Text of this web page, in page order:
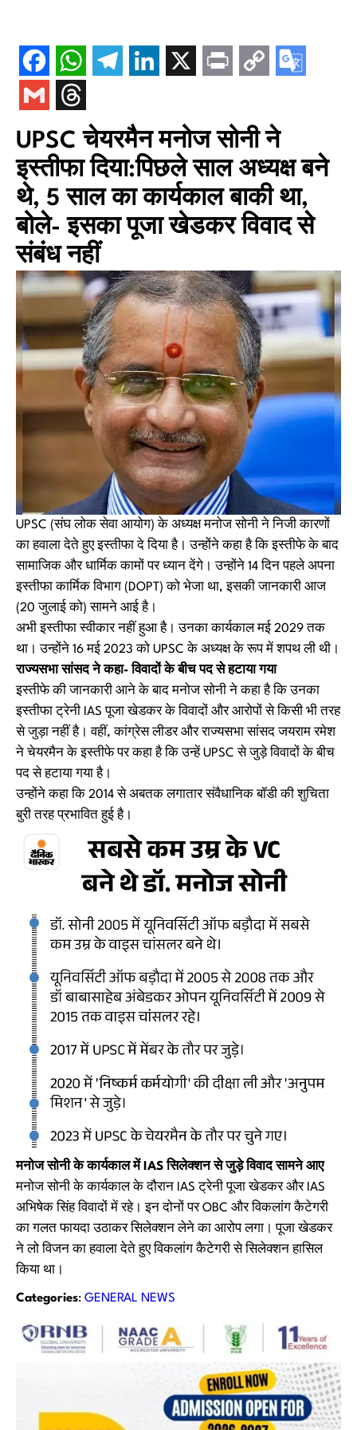
UPSC चेयरमैन मनोज सोनी ने
इस्तीफा दिया:पिछले साल अध्यक्ष बने
थे, 5 साल का कार्यकाल बाकी था,
बोले- इसका पूजा खेडकर विवाद से
संबंध नहीं
UPSC (संघ लोक सेवा आयोग) के अध्यक्ष मनोज सोनी ने निजी कारणों
का हवाला देते हुए इस्तीफा दे दिया है। उन्होंने कहा है कि इस्तीफे के बाद
सामाजिक और धार्मिक कामों पर ध्यान देंगे। उन्होंने 14 दिन पहले अपना
इस्तीफा कार्मिक विभाग (DOPT) को भेजा था, इसकी जानकारी आज
(20 जुलाई को) सामने आई है।
अभी इस्तीफा स्वीकार नहीं हुआ है। उनका कार्यकाल मई 2029 तक
था। उन्होंने 16 मई 2023 को UPSC के अध्यक्ष के रूप में शपथ ली थी।
राज्यसभा सांसद ने कहा- विवादों के बीच पद से हटाया गया
इस्तीफे की जानकारी आने के बाद मनोज सोनी ने कहा है कि उनका
इस्तीफा ट्रेनी IAS पूजा खेडकर के विवादों और आरोपों से किसी भी तरह
से जुड़ा नहीं है। वहीं, कांग्रेस लीडर और राज्यसभा सांसद जयराम रमेश
ने चेयरमैन के इस्तीफे पर कहा है कि उन्हें UPSC से जुड़े विवादों के बीच
पद से हटाया गया है।
उन्होंने कहा कि 2014 से अबतक लगातार संवैधानिक बॉडी की शुचिता
बुरी तरह प्रभावित हुई है।
मनोज सोनी के कार्यकाल में IAS सिलेक्शन से जुड़े विवाद सामने आए
मनोज सोनी के कार्यकाल के दौरान IAS ट्रेनी पूजा खेडकर और IAS
अभिषेक सिंह विवादों में रहे। इन दोनों पर OBC और विकलांग कैटेगरी
का गलत फायदा उठाकर सिलेक्शन लेने का आरोप लगा। पूजा खेडकर
ने लो विजन का हवाला देते हुए विकलांग कैटेगरी से सिलेक्शन हासिल
किया था।
Categories: GENERAL NEWS